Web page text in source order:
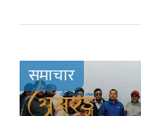
समाचार